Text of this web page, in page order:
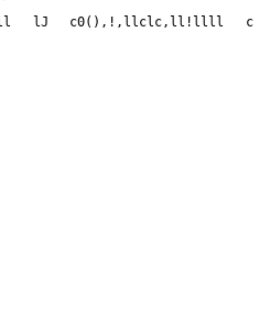
lJ c0(),!,llclc,ll!llll с